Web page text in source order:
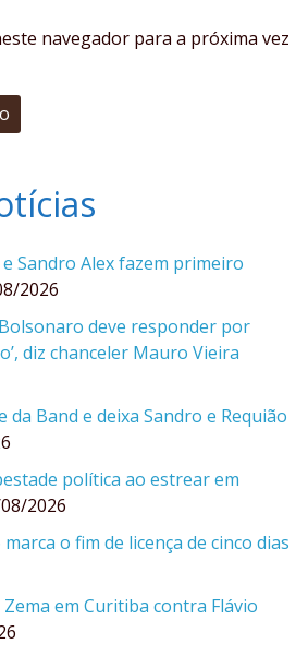
navegador para a próxima vez
Sandro Alex fazem primeiro
2026
Bolsonaro deve responder por
diz chanceler Mauro Vieira
Band e deixa Sandro e Requião
política ao estrear em
2026
o fim de licença de cinco dias
em Curitiba contra Flávio